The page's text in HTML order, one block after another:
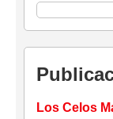
Los Celos